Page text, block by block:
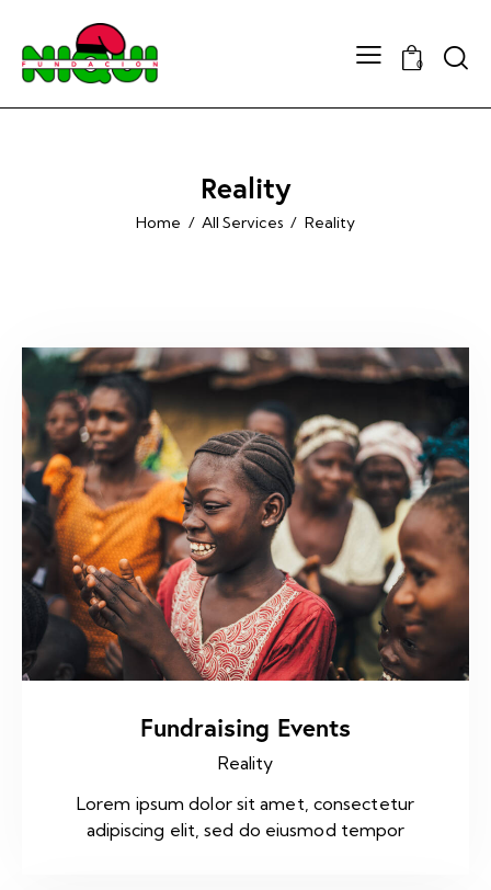
0
Reality
Home All Services Reality
Fundraising Events
Reality
Lorem ipsum dolor sit amet, consectetur
adipiscing elit, sed do eiusmod tempor